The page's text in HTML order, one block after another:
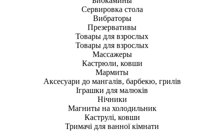
Сервировка стола
Вибраторы
Презервативы
Товары для взрослых
Товары для взрослых
Массажеры
Кастрюли, ковши
Мармиты
Аксесуари до мангалів, барбекю, грилів
Іграшки для малюків
Нічники
Магниты на холодильник
Каструлі, ковши
Тримачі для ванної кімнати